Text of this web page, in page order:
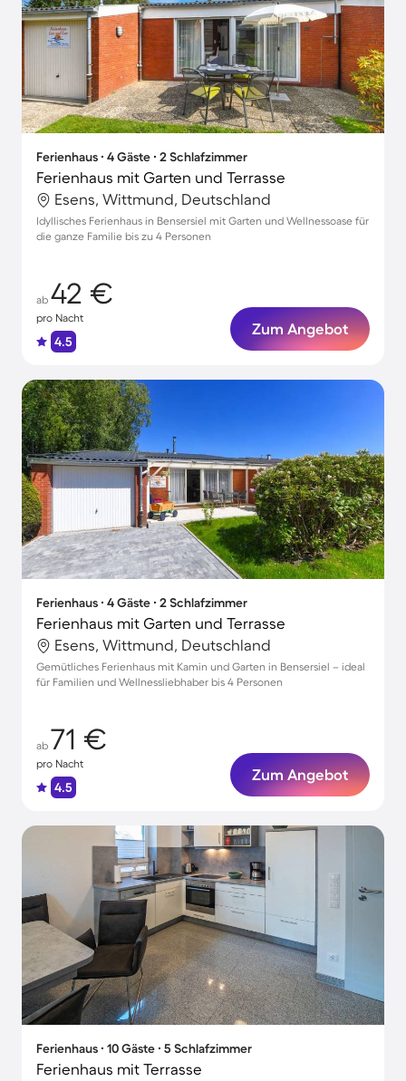
Ferienhaus ∙ 4 Gäste ∙ 2 Schlafzimmer
Ferienhaus mit Garten und Terrasse
Esens, Wittmund, Deutschland
Idyllisches Ferienhaus in Bensersiel mit Garten und Wellnessoase für
die ganze Familie bis zu 4 Personen
ab 42 €
pro Nacht
4.5
Zum Angebot
Ferienhaus ∙ 4 Gäste ∙ 2 Schlafzimmer
Ferienhaus mit Garten und Terrasse
Esens, Wittmund, Deutschland
Gemütliches Ferienhaus mit Kamin und Garten in Bensersiel – ideal
für Familien und Wellnessliebhaber bis 4 Personen
ab 71 €
pro Nacht
4.5
Zum Angebot
Ferienhaus ∙ 10 Gäste ∙ 5 Schlafzimmer
Ferienhaus mit Terrasse